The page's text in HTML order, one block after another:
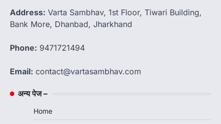
Address: Varta Sambhav, 1st Floor, Tiwari Building,
Bank More, Dhanbad, Jharkhand
Phone: 9471721494
Email: contact@vartasambhav.com
अन्य पेज –
Home